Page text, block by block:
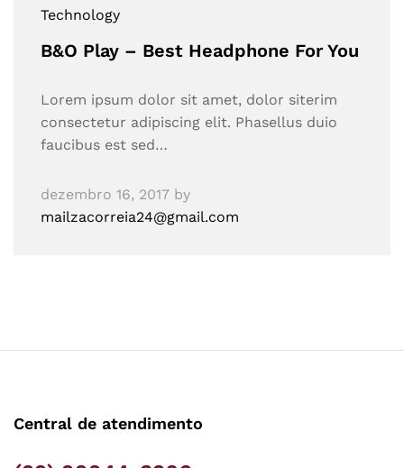
Technology
B&O Play – Best Headphone For You
Lorem ipsum dolor sit amet, dolor siterim
consectetur adipiscing elit. Phasellus duio
faucibus est sed…
dezembro 16, 2017 by
mailzacorreia24@gmail.com
Central de atendimento